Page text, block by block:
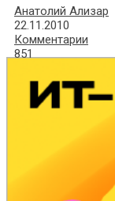
Анатолий Ализар
22.11.2010
Комментарии
851